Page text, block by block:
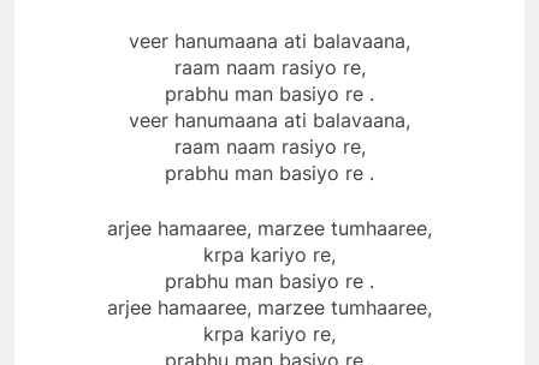
veer hanumaana ati balavaana,
raam naam rasiyo re,
prabhu man basiyo re .
veer hanumaana ati balavaana,
raam naam rasiyo re,
prabhu man basiyo re .
arjee hamaaree, marzee tumhaaree,
krpa kariyo re,
prabhu man basiyo re .
arjee hamaaree, marzee tumhaaree,
krpa kariyo re,